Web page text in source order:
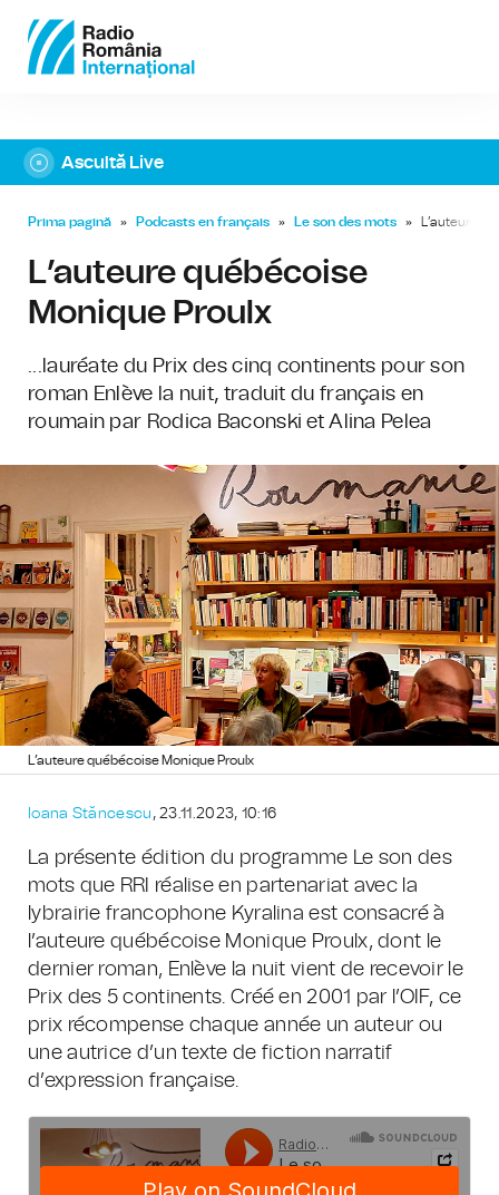
Ascultă Live
Prima pagină » Podcasts en français » Le son des mots » L’auteure
L’auteure québécoise
Monique Proulx
...lauréate du Prix des cinq continents pour son
roman Enlève la nuit, traduit du français en
roumain par Rodica Baconski et Alina Pelea
L’auteure québécoise Monique Proulx
Ioana Stăncescu , 23.11.2023, 10:16
La présente édition du programme Le son des
mots que RRI réalise en partenariat avec la
lybrairie francophone Kyralina est consacré à
l’auteure québécoise Monique Proulx, dont le
dernier roman, Enlève la nuit vient de recevoir le
Prix des 5 continents. Créé en 2001 par l’OIF, ce
prix récompense chaque année un auteur ou
une autrice d’un texte de fiction narratif
d’expression française.